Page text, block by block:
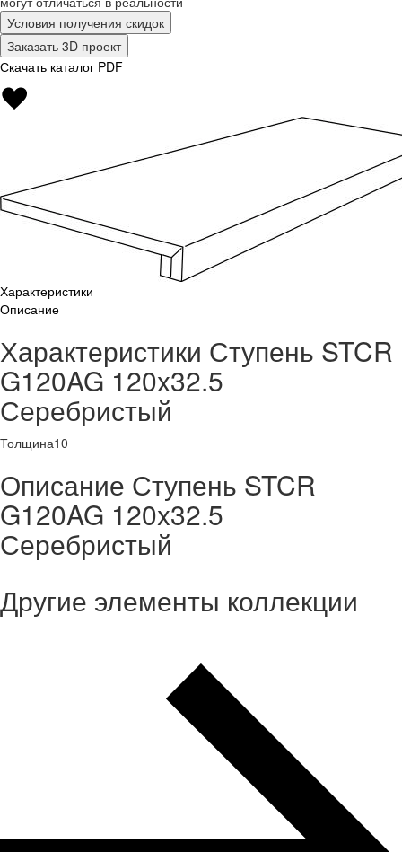
Условия получения скидок
Заказать 3D проект
Скачать каталог PDF
Характеристики
Описание
Характеристики Ступень STCR
G120AG 120x32.5
Серебристый
Толщина10
Описание Ступень STCR
G120AG 120x32.5
Серебристый
Другие элементы коллекции